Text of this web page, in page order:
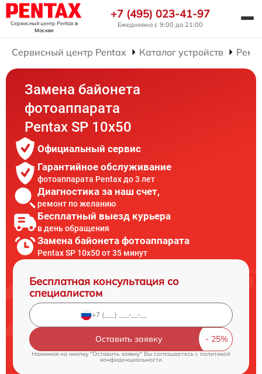
Сервисный центр Pentaxв
Москве
+7 (495) 023-41-97
Ежедневно с 9:00 до 21:00
Сервисный центр Pentax Каталог устройств
Замена байонета
фотоаппарата
Pentax SP 10x50
Официальный сервис
Гарантийное обслуживание
фотоаппарата Pentax до 3 лет
Диагностика за наш счет,
ремонт по желанию
Бесплатный выезд курьера
в день обращения
Замена байонета фотоаппарата
Pentax SP 10x50 от 35 минут
Бесплатная консультация со
специалистом
Оставить заявку
Нажимая на кнопку "Оставить заявку" Вы соглашаетесь cполитикой
конфиденциальности